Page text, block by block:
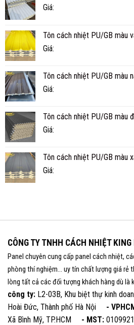
HƠN
Giá:
Tôn cách nhiệt PU/GB màu
Giá:
Tôn cách nhiệt PU/GB màu
Giá:
Tôn cách nhiệt PU/GB màu
Giá:
Tôn cách nhiệt PU/GB màu
Giá:
CÔNG TY TNHH CÁCH NHIỆT KING
Panel chuyên cung cấp panel cách nhiệt,
phòng thí nghiệm... uy tín chất lượng giá rẻ
lòng tất cả các đối tượng khách hàng dù là
công ty: L2-03B, Khu biệt thự kinh
Hoài Đức, Thành phố Hà Nội -
Xã Bình Mỹ, TP.HCM - MST: